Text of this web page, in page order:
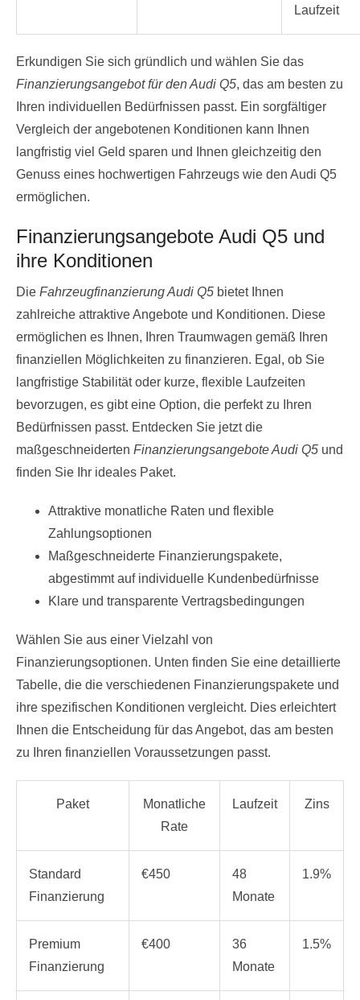
Laufzeit
Erkundigen Sie sich gründlich und wählen Sie das
Finanzierungsangebot für den Audi Q5, das am besten zu
Ihren individuellen Bedürfnissen passt. Ein sorgfältiger
Vergleich der angebotenen Konditionen kann Ihnen
langfristig viel Geld sparen und Ihnen gleichzeitig den
Genuss eines hochwertigen Fahrzeugs wie den Audi Q5
ermöglichen.
Finanzierungsangebote Audi Q5 und
ihre Konditionen
Die Fahrzeugfinanzierung Audi Q5 bietet Ihnen
zahlreiche attraktive Angebote und Konditionen. Diese
ermöglichen es Ihnen, Ihren Traumwagen gemäß Ihren
finanziellen Möglichkeiten zu finanzieren. Egal, ob Sie
langfristige Stabilität oder kurze, flexible Laufzeiten
bevorzugen, es gibt eine Option, die perfekt zu Ihren
Bedürfnissen passt. Entdecken Sie jetzt die
maßgeschneiderten Finanzierungsangebote Audi Q5 und
finden Sie Ihr ideales Paket.
Attraktive monatliche Raten und flexible
Zahlungsoptionen
Maßgeschneiderte Finanzierungspakete,
abgestimmt auf individuelle Kundenbedürfnisse
Klare und transparente Vertragsbedingungen
Wählen Sie aus einer Vielzahl von
Finanzierungsoptionen. Unten finden Sie eine detaillierte
Tabelle, die die verschiedenen Finanzierungspakete und
ihre spezifischen Konditionen vergleicht. Dies erleichtert
Ihnen die Entscheidung für das Angebot, das am besten
zu Ihren finanziellen Voraussetzungen passt.
Paket
Monatliche
Rate
Laufzeit Zins
Standard
Finanzierung
€450
48
Monate
1.9%
Premium
Finanzierung
€400
36
Monate
1.5%